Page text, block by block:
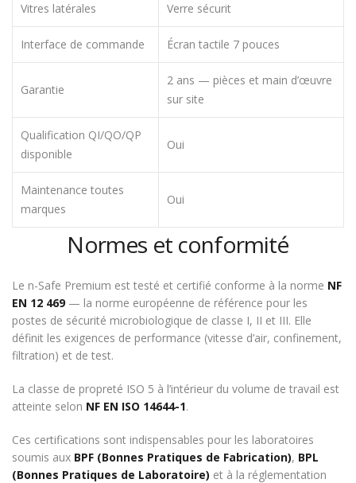
Vitres latérales Verre sécurit
Interface de commande Écran tactile 7 pouces
Garantie
2 ans — pièces et main d’œuvre
sur site
Qualification QI/QO/QP
disponible
Oui
Maintenance toutes
marques
Oui
Normes et conformité
Le n-Safe Premium est testé et certifié conforme à la norme NF
EN 12 469 — la norme européenne de référence pour les
postes de sécurité microbiologique de classe I, II et III. Elle
définit les exigences de performance (vitesse d’air, confinement,
filtration) et de test.
La classe de propreté ISO 5 à l’intérieur du volume de travail est
atteinte selon NF EN ISO 14644-1.
Ces certifications sont indispensables pour les laboratoires
soumis aux BPF (Bonnes Pratiques de Fabrication), BPL
(Bonnes Pratiques de Laboratoire) et à la réglementation